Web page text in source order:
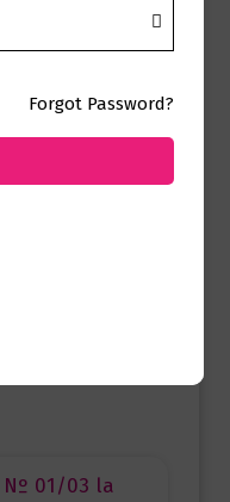
Forgot Password?